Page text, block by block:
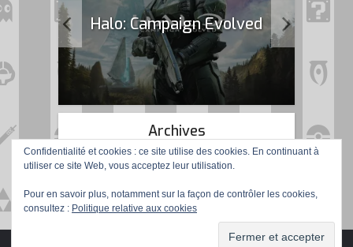
Halo: Campaign Evolved
Archives
Confidentialité et cookies : ce site utilise des cookies. En continuant à
utiliser ce site Web, vous acceptez leur utilisation.
Pour en savoir plus, notamment sur la façon de contrôler les cookies,
consultez : Politique relative aux cookies